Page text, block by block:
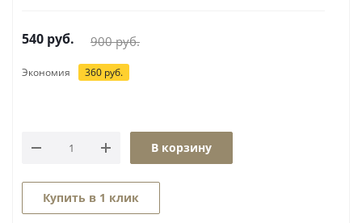
540 руб. 900руб.
Экономия 360 руб.
В корзину
Купить в 1 клик